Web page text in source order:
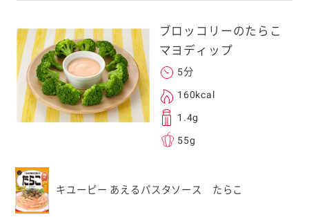
ブロッコリーのたらこ
マヨディップ
5分
160kcal
1.4g
55g
キユーピー あえるパスタソース たらこ